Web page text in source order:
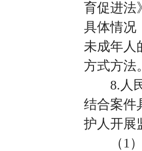
育促进法
具体情况
未成年人
方式方法
8.人
结合案件
护人开展
（ 1